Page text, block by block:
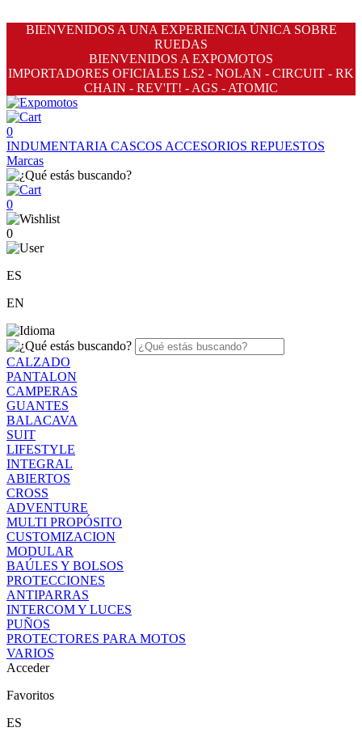
BIENVENIDOS A UNA EXPERIENCIA ÚNICA SOBRE
RUEDAS
BIENVENIDOS A EXPOMOTOS
IMPORTADORES OFICIALES LS2 - NOLAN - CIRCUIT - RK
CHAIN - REV'IT! - AGS - ATOMIC
0
INDUMENTARIA CASCOS ACCESORIOS REPUESTOS
Marcas
0
0
ES
EN
CALZADO
PANTALON
CAMPERAS
GUANTES
BALACAVA
SUIT
LIFESTYLE
INTEGRAL
ABIERTOS
CROSS
ADVENTURE
MULTI PROPÓSITO
CUSTOMIZACION
MODULAR
BAÚLES Y BOLSOS
PROTECCIONES
ANTIPARRAS
INTERCOM Y LUCES
PUÑOS
PROTECTORES PARA MOTOS
VARIOS
Acceder
Favoritos
ES